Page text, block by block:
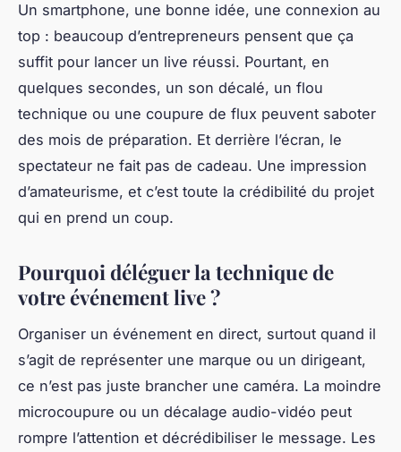
Un smartphone, une bonne idée, une connexion au
top : beaucoup d’entrepreneurs pensent que ça
suffit pour lancer un live réussi. Pourtant, en
quelques secondes, un son décalé, un flou
technique ou une coupure de flux peuvent saboter
des mois de préparation. Et derrière l’écran, le
spectateur ne fait pas de cadeau. Une impression
d’amateurisme, et c’est toute la crédibilité du projet
qui en prend un coup.
Pourquoi déléguer la technique de
votre événement live ?
Organiser un événement en direct, surtout quand il
s’agit de représenter une marque ou un dirigeant,
ce n’est pas juste brancher une caméra. La moindre
microcoupure ou un décalage audio-vidéo peut
rompre l’attention et décrédibiliser le message. Les